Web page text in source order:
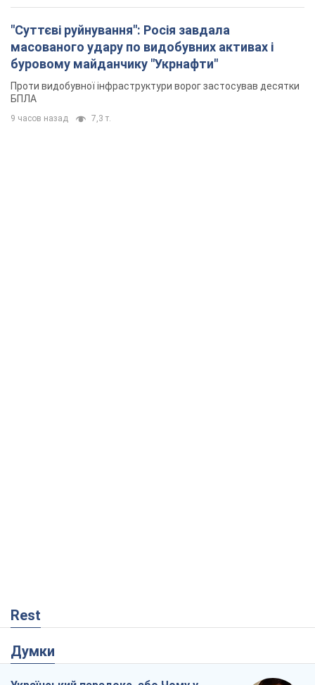
"Суттєві руйнування": Росія завдала
масованого удару по видобувних активах і
буровому майданчику "Укрнафти"
Проти видобувної інфраструктури ворог застосував десятки
БПЛА
9 часов назад 7,3 т.
Rest
Думки